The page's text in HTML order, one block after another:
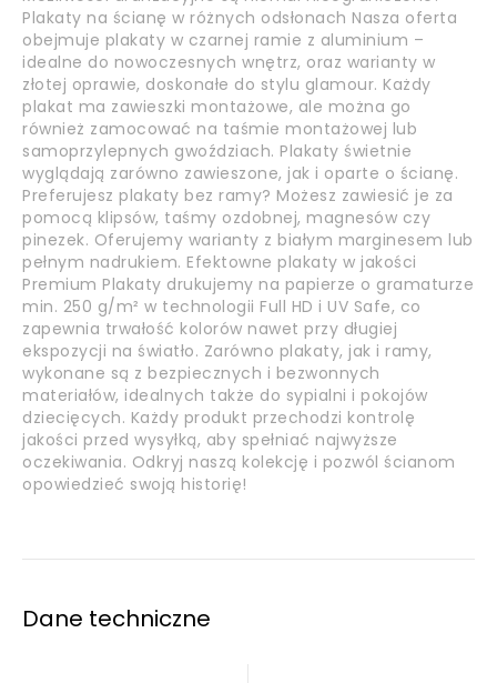
Plakaty na ścianę w różnych odsłonach Nasza oferta
obejmuje plakaty w czarnej ramie z aluminium –
idealne do nowoczesnych wnętrz, oraz warianty w
złotej oprawie, doskonałe do stylu glamour. Każdy
plakat ma zawieszki montażowe, ale można go
również zamocować na taśmie montażowej lub
samoprzylepnych gwoździach. Plakaty świetnie
wyglądają zarówno zawieszone, jak i oparte o ścianę.
Preferujesz plakaty bez ramy? Możesz zawiesić je za
pomocą klipsów, taśmy ozdobnej, magnesów czy
pinezek. Oferujemy warianty z białym marginesem lub
pełnym nadrukiem. Efektowne plakaty w jakości
Premium Plakaty drukujemy na papierze o gramaturze
min. 250 g/m² w technologii Full HD i UV Safe, co
zapewnia trwałość kolorów nawet przy długiej
ekspozycji na światło. Zarówno plakaty, jak i ramy,
wykonane są z bezpiecznych i bezwonnych
materiałów, idealnych także do sypialni i pokojów
dziecięcych. Każdy produkt przechodzi kontrolę
jakości przed wysyłką, aby spełniać najwyższe
oczekiwania. Odkryj naszą kolekcję i pozwól ścianom
opowiedzieć swoją historię!
Dane techniczne